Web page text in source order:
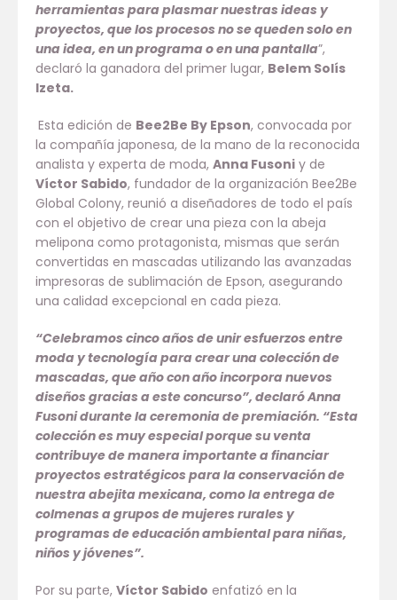
herramientas para plasmar nuestras ideas y
proyectos, que los procesos no se queden solo en
una idea, en un programa o en una pantalla”,
declaró la ganadora del primer lugar, Belem Solís
Izeta.
Esta edición de Bee2Be By Epson, convocada por
la compañía japonesa, de la mano de la reconocida
analista y experta de moda, Anna Fusoni y de
Víctor Sabido, fundador de la organización Bee2Be
Global Colony, reunió a diseñadores de todo el país
con el objetivo de crear una pieza con la abeja
melipona como protagonista, mismas que serán
convertidas en mascadas utilizando las avanzadas
impresoras de sublimación de Epson, asegurando
una calidad excepcional en cada pieza.
“Celebramos cinco años de unir esfuerzos entre
moda y tecnología para crear una colección de
mascadas, que año con año incorpora nuevos
diseños gracias a este concurso”, declaróAnna
Fusoni durante la ceremonia de premiación. “Esta
colección es muy especial porque su venta
contribuye de manera importante a financiar
proyectos estratégicos para la conservación de
nuestra abejita mexicana, como la entrega de
colmenas a grupos de mujeres rurales y
programas de educación ambiental para niñas,
niños y jóvenes”.
Por su parte, Víctor Sabido enfatizó en la